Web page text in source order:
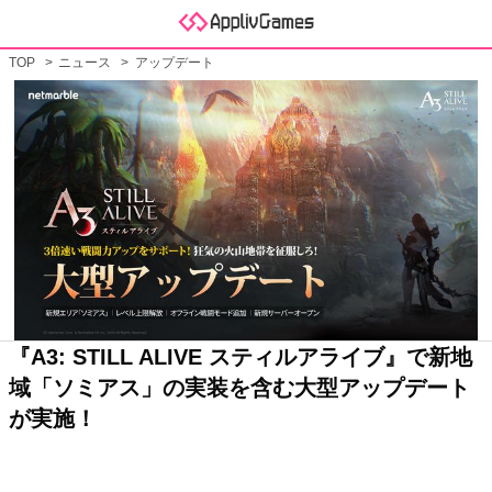
TOP ニュース アップデート
『A3: STILL ALIVE スティルアライブ』で新地
域「ソミアス」の実装を含む大型アップデート
が実施！